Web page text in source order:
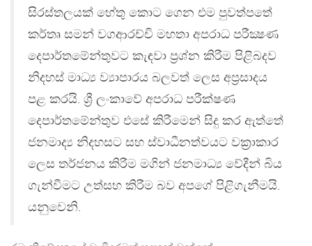
සිරස්තලයක් හේතු කොට ගෙන එම පුවත්පතේ
කර්තෘ සමන් වගආරච්චි මහතා අපරාධ පරීක්‍ෂණ
දෙපාර්තමේන්තුවට කැඳවා ප‍්‍රශ්න කිරීම පිළිබදව
නිදහස් මාධ්‍ය ව්‍යාපාරය බලවත් ලෙස අප‍්‍රසාදය
පළ කරයි. ශ්‍රී ලංකාවේ අපරාධ පරීක්ෂණ
දෙපාර්තමේන්තුව එසේ කිරීමෙන් සිදු කර ඇත්තේ
ජනමාද්‍ය නිදහසට සහ ස්වාධීනත්වයට වක‍්‍රාකාර
ලෙස තර්ජනය කිරීම මගින් ජනමාධ්‍ය වේදීන් බිය
ගැන්වීමට උත්සහ කිරීම බව අපගේ පිළිගැනීමයි.
යනුවෙනි.